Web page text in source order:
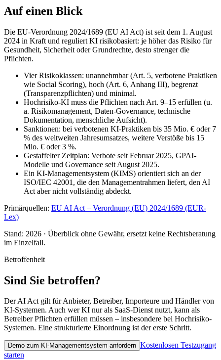
Auf einen Blick
Die EU-Verordnung 2024/1689 (EU AI Act) ist seit dem 1. August
2024 in Kraft und reguliert KI risikobasiert: je höher das Risiko für
Gesundheit, Sicherheit oder Grundrechte, desto strenger die
Pflichten.
Vier Risikoklassen: unannehmbar (Art. 5, verbotene Praktiken
wie Social Scoring), hoch (Art. 6, Anhang III), begrenzt
(Transparenzpflichten) und minimal.
Hochrisiko-KI muss die Pflichten nach Art. 9–15 erfüllen (u.
a. Risikomanagement, Daten-Governance, technische
Dokumentation, menschliche Aufsicht).
Sanktionen: bei verbotenen KI-Praktiken bis 35 Mio. € oder 7
% des weltweiten Jahresumsatzes, weitere Verstöße bis 15
Mio. € oder 3 %.
Gestaffelter Zeitplan: Verbote seit Februar 2025, GPAI-
Modelle und Governance seit August 2025.
Ein KI-Managementsystem (KIMS) orientiert sich an der
ISO/IEC 42001, die den Managementrahmen liefert, den AI
Act aber nicht vollständig abdeckt.
Primärquellen: EU AI Act – Verordnung (EU) 2024/1689 (EUR-
Lex)
Stand: 2026 · Überblick ohne Gewähr, ersetzt keine Rechtsberatung
im Einzelfall.
Betroffenheit
Sind Sie betroffen?
Der AI Act gilt für Anbieter, Betreiber, Importeure und Händler von
KI-Systemen. Auch wer KI nur als SaaS-Dienst nutzt, kann als
Betreiber Pflichten erfüllen müssen – insbesondere bei Hochrisiko-
Systemen. Eine strukturierte Einordnung ist der erste Schritt.
Demo zum KI-Managementsystem anfordern Kostenlosen Testzugang
starten